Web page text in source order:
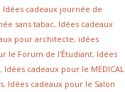
Idées cadeaux journée de
sans tabac, Idées cadeaux
pour architecte, idées
le Forum de l'Étudiant, Idées
, Idées cadeaux pour le MEDICAL
, Idées cadeaux pour le Salon